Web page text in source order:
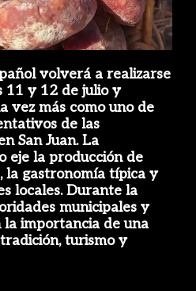
Video
volverá a realizarse
11 y 12 de julio y
vez más como uno de
de las
San Juan. La
eje la producción de
la gastronomía típica y
locales. Durante la
municipales y
importancia de una
turismo y